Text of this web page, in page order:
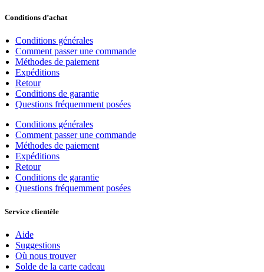
Conditions d’achat
Conditions générales
Comment passer une commande
Méthodes de paiement
Expéditions
Retour
Conditions de garantie
Questions fréquemment posées
Conditions générales
Comment passer une commande
Méthodes de paiement
Expéditions
Retour
Conditions de garantie
Questions fréquemment posées
Service clientèle
Aide
Suggestions
Où nous trouver
Solde de la carte cadeau